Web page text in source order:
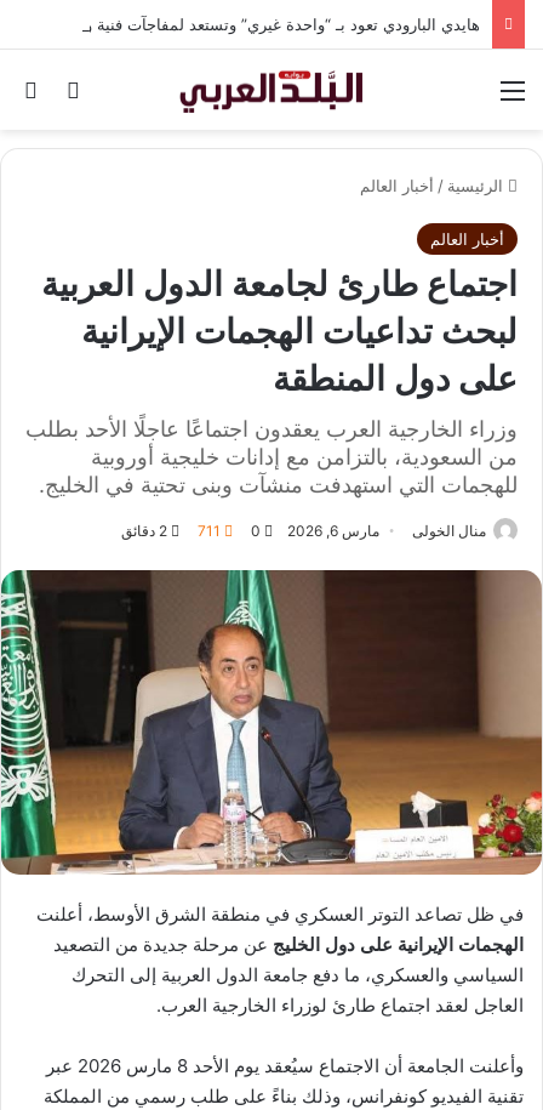
الوضع
الرئيسية / أخبار العالم
أخبار العالم
اجتماع طارئ لجامعة الدول العربية
لبحث تداعيات الهجمات الإيرانية
على دول المنطقة
وزراء الخارجية العرب يعقدون اجتماعًا عاجلًا الأحد بطلب
من السعودية، بالتزامن مع إدانات خليجية أوروبية
للهجمات التي استهدفت منشآت وبنى تحتية في الخليج.
منال الخولى مارس 6, 2026 0
711
في ظل تصاعد التوتر العسكري في منطقة الشرق الأوسط، أعلنت
الهجمات الإيرانية على دول الخليج عن مرحلة جديدة من التصعيد
السياسي والعسكري، ما دفع جامعة الدول العربية إلى التحرك
العاجل لعقد اجتماع طارئ لوزراء الخارجية العرب.
وأعلنت الجامعة أن الاجتماع سيُعقد يوم الأحد 8 مارس 2026 عبر
تقنية الفيديو كونفرانس، وذلك بناءً على طلب رسمي من المملكة